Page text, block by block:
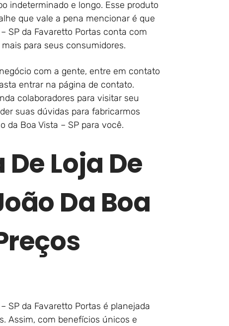
indeterminado e longo. Esse produto
que vale a pena mencionar é que
SP da Favaretto Portas conta com
para seus consumidores.
com a gente, entre em contato
entrar na página de contato.
colaboradores para visitar seu
suas dúvidas para fabricarmos
da Boa Vista – SP para você.
Loja De
Da Boa
SP da Favaretto Portas é planejada
Assim, com benefícios únicos e